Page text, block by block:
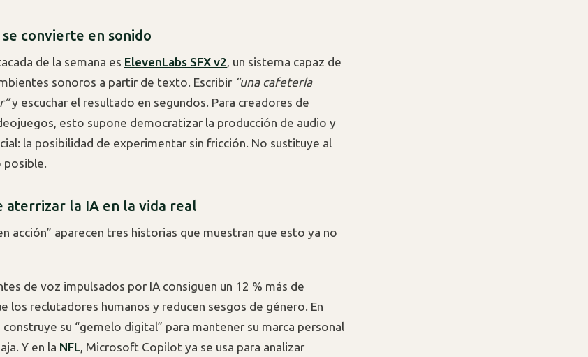
convierte en sonido
de la semana es ElevenLabs SFX v2 , un sistema capaz de
sonoros a partir de texto. Escribir “una cafetería
y escuchar el resultado en segundos. Para creadores de
esto supone democratizar la producción de audio y
la posibilidad de experimentar sin fricción. No sustituye al
aterrizar la IA en la vida real
acción” aparecen tres historias que muestran que esto ya no
de voz impulsados por IA consiguen un 12 % más de
los reclutadores humanos y reducen sesgos de género. En
construye su “gemelo digital” para mantener su marca personal
Y en la NFL
, Microsoft Copilot ya se usa para analizar